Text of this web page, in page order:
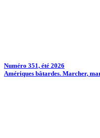
Numéro 351, été 2026
Amériques bâtardes. Marcher,